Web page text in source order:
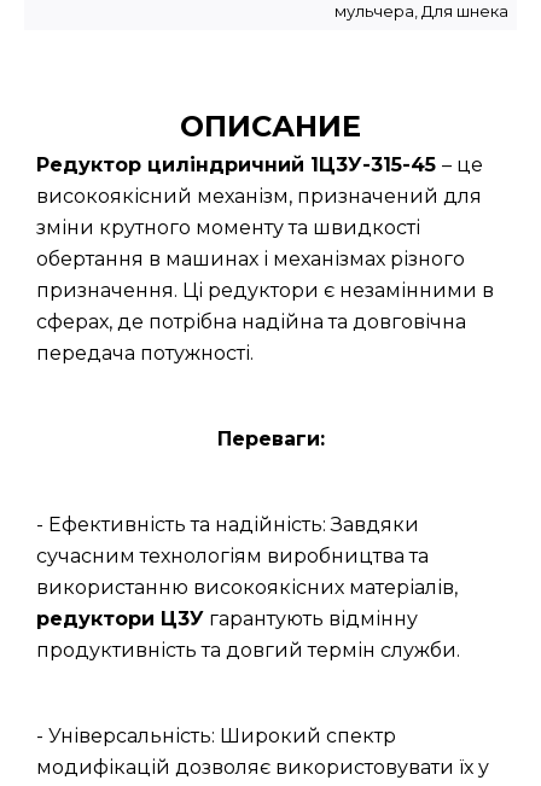
мульчера, Для шнека
ОПИСАНИЕ
Редуктор циліндричний 1Ц3У-315-45 – це
високоякісний механізм, призначений для
зміни крутного моменту та швидкості
обертання в машинах і механізмах різного
призначення. Ці редуктори є незамінними в
сферах, де потрібна надійна та довговічна
передача потужності.
Переваги:
- Ефективність та надійність: Завдяки
сучасним технологіям виробництва та
використанню високоякісних матеріалів,
редуктори Ц3У гарантують відмінну
продуктивність та довгий термін служби.
- Універсальність: Широкий спектр
модифікацій дозволяє використовувати їх у